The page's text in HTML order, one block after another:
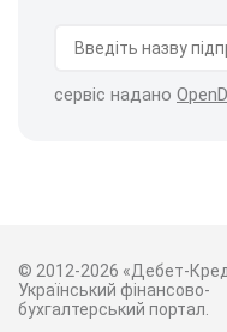
сервіс надано
© 2012-2026 «Дебет-
Український фінансово-
бухгалтерський портал.